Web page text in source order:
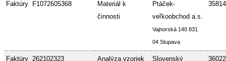
Faktúry F1072605368
Materiál k
činnosti
Ptáček-
veľkoobchod a.s.
Vajnorská 140 831
04 Stupava
Faktúry 262102323
Analýza vzoriek
Slovenský